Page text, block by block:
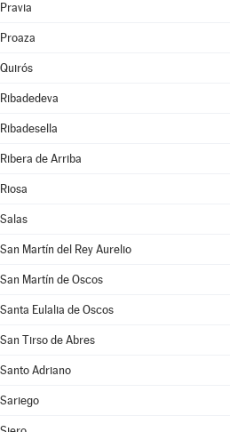
Pravia
Proaza
Quirós
Ribadedeva
Ribadesella
Ribera de Arriba
Riosa
Salas
San Martín del Rey Aurelio
San Martín de Oscos
Santa Eulalia de Oscos
San Tirso de Abres
Santo Adriano
Sariego